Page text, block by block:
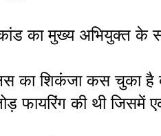
का मुख्य अभियुक्त के
का शिकंजा कस चुका
की थी जिसमें